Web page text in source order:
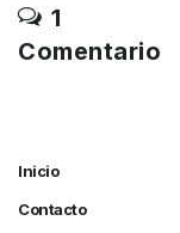
1
Comentario
Inicio
Contacto